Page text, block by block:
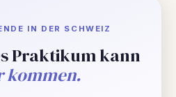
IN DER SCHWEIZ
Praktikum kann
kommen.